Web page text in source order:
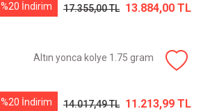
%20 İndirim 17.355,00 TL 13.884,00 TL
Altın yonca kolye 1.75 gram
%20 İndirim 14.017,49 TL 11.213,99 TL